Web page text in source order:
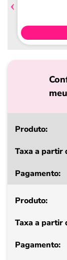
Produto
a
de
Pagamento